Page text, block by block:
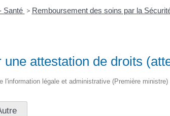
Santé > Remboursement des soins par la
attestation de droits
l'information légale et administrative (Première ministre)